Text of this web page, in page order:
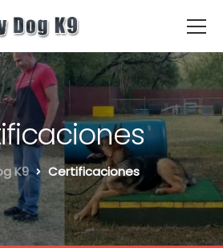
K9 Certificaciones